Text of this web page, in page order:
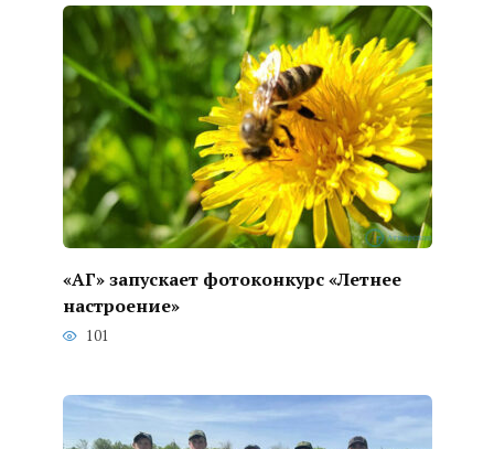
«АГ» запускает фотоконкурс «Летнее
настроение»
101